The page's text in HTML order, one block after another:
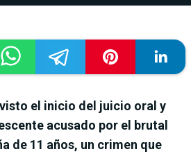
el inicio del juicio oral y
acusado por el brutal
de 11 años, un crimen que